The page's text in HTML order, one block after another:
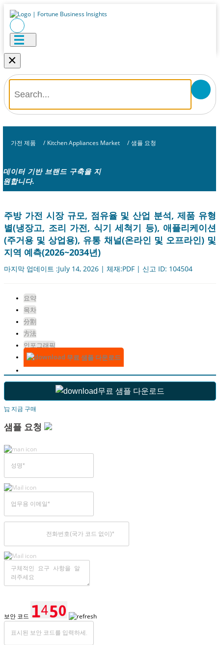
×
가전 ​​제품 / Kitchen Appliances Market / 샘플 요청
데이터 기반 브랜드 구축을 지
원합니다.
주방 가전 시장 규모, 점유율 및 산업 분석, 제품 유형
별(냉장고, 조리 가전, 식기 세척기 등), 애플리케이션
(주거용 및 상업용), 유통 채널(온라인 및 오프라인) 및
지역 예측(2026~2034년)
마지막 업데이트 :July 14, 2026 | 체재:PDF | 신고 ID: 104504
요약
목차
分割
方法
인포그래픽
무료 샘플 다운로드
무료 샘플 다운로드
지금 구매
샘플 요청
보안 코드